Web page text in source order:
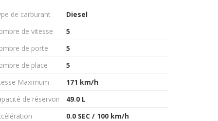
de carburant
Diesel
de vitesse
5
de porte
5
de place
5
Maximum
171 km/h
de réservoir
49.0 L
0.0 SEC / 100 km/h